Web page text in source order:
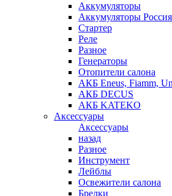
Аккумуляторы
Аккумуляторы Россия
Стартер
Реле
Разное
Генераторы
Отопители салона
АКБ Eneus, Fiamm,
АКБ DECUS
АКБ KATEKO
Аксессуары
Аксессуары
назад
Разное
Инструмент
Лейблы
Освежители салона
Брелки